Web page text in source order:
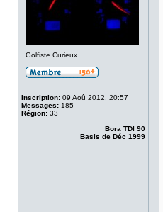
Golfiste Curieux
Inscription: 09 Aoû 2012, 20:57
Messages: 185
Région: 33
Bora TDI 90
Basis de Déc 1999